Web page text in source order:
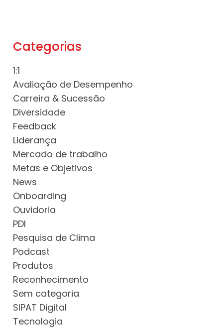
Categorias
1:1
Avaliação de Desempenho
Carreira & Sucessão
Diversidade
Feedback
Liderança
Mercado de trabalho
Metas e Objetivos
News
Onboarding
Ouvidoria
PDI
Pesquisa de Clima
Podcast
Produtos
Reconhecimento
Sem categoria
SIPAT Digital
Tecnologia